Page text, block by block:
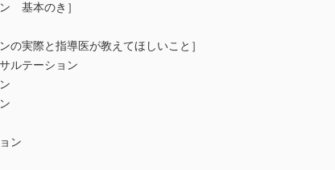
基本のき］
の実際と指導医が教えてほしいこと］
ルテーション
ン